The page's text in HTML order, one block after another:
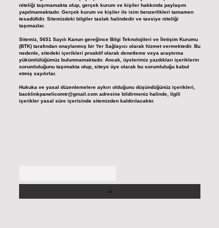
niteliği taşımamakta olup, gerçek kurum ve kişiler hakkında paylaşım
yapılmamaktadır. Gerçek kurum ve kişiler ile isim benzerlikleri tamamen
tesadüfidir. Sitemizdeki bilgiler taslak halindedir ve tavsiye niteliği
taşımazlar.
Sitemiz, 5651 Sayılı Kanun gereğince Bilgi Teknolojileri ve İletişim Kurumu
(BTK) tarafından onaylanmış bir Yer Sağlayıcı olarak hizmet vermektedir. Bu
nedenle, sitedeki içerikleri proaktif olarak denetleme veya araştırma
yükümlülüğümüz bulunmamaktadır. Ancak, üyelerimiz yazdıkları içeriklerin
sorumluluğunu taşımakta olup, siteye üye olarak bu sorumluluğu kabul
etmiş sayılırlar.
Hukuka ve yasal düzenlemelere aykırı olduğunu düşündüğünüz içerikleri,
backlinkpanelicomtr@gmail.comadresine bildirmeniz halinde, ilgili
içerikler yasal süre içerisinde sitemizden kaldırılacaktır.